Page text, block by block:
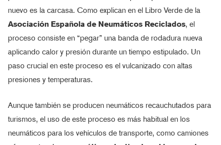
nuevo es la carcasa. Como explican en el Libro Verde de la
Asociación Española de Neumáticos Reciclados, el
proceso consiste en “pegar” una banda de rodadura nueva
aplicando calor y presión durante un tiempo estipulado. Un
paso crucial en este proceso es el vulcanizado con altas
presiones y temperaturas.
Aunque también se producen neumáticos recauchutados para
turismos, el uso de este proceso es más habitual en los
neumáticos para los vehículos de transporte, como camiones